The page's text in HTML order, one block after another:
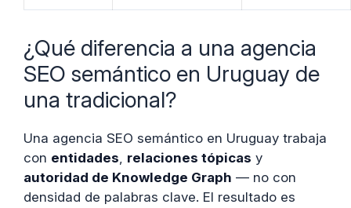
¿Qué diferencia a una agencia
SEO semántico en Uruguay de
una tradicional?
Una agencia SEO semántico en Uruguay trabaja
con entidades, relaciones tópicas y
autoridad de Knowledge Graph — no con
densidad de palabras clave. El resultado es